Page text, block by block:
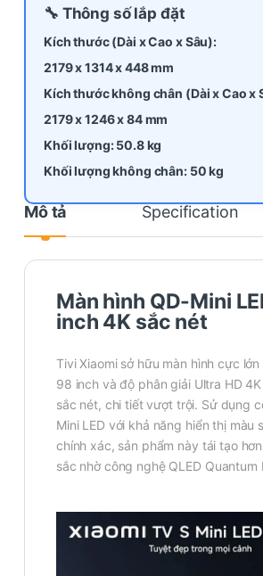
🔧 Thông số lắp đặt
Kích thước (Dài x Cao x Sâu):
2179 x 1314 x 448 mm
Kích thước không chân (Dài x Cao x
2179 x 1246 x 84 mm
Khối lượng: 50.8 kg
Khối lượng không chân: 50 kg
Mô tả Specification
Màn hình QD-Mini
inch 4K sắc nét
Tivi Xiaomi sở hữu màn hình cực
98 inch và độ phân giải Ultra HD
sắc nét, chi tiết vượt trội. Sử dụng
Mini LED với khả năng hiển thị màu
chính xác, sản phẩm này tái tạo
sắc nhờ công nghệ QLED Quantum